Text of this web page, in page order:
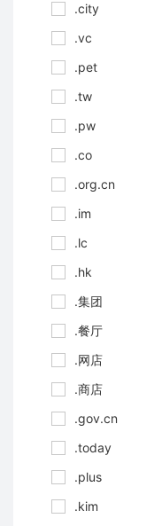
.city
.vc
.pet
.tw
.pw
.co
.org.cn
.im
.lc
.hk
.集团
.餐厅
.网店
.商店
.gov.cn
.today
.plus
.kim